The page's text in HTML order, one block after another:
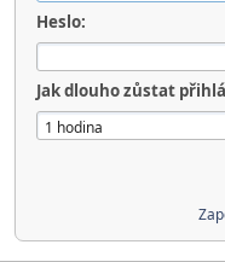
Heslo:
Jak dlouho zůstat